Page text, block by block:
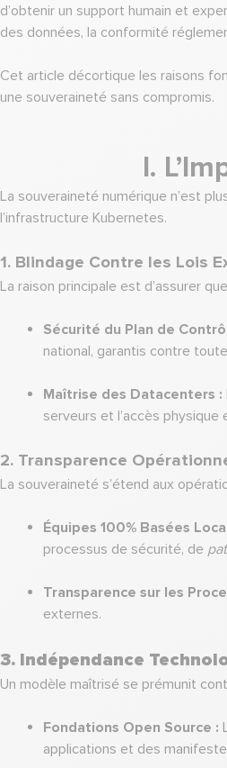
d’obtenir un support humain et
des données, la conformité
Cet article décortique les raisons
une souveraineté sans compromis.
I.
La souveraineté numérique n’est
l’infrastructure Kubernetes.
1. Blindage Contre les Lois
La raison principale est d’assurer
Sécurité du Plan de
national, garantis contre
Maîtrise des Datacenters :
serveurs et l’accès
2. Transparence
La souveraineté s’étend aux
Équipes 100% Basées
processus de sécurité, de
Transparence sur les
externes.
3. Indépendance
Un modèle maîtrisé se prémunit
Fondations Open Source :
applications et des